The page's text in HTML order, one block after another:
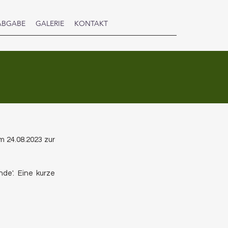
GALERIE KONTAKT
24.08.2023 zur
Eine kurze